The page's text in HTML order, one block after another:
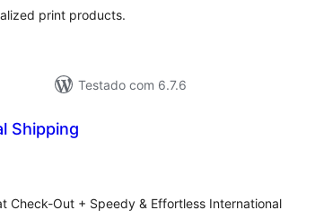
print products.
Testado com 6.7.6
Shipping
Check-Out + Speedy & Effortless International